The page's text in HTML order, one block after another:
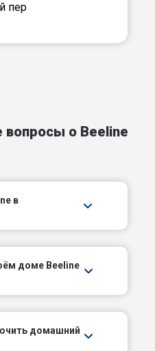
пер
пер
о Beeline
в
доме Beeline
домашний